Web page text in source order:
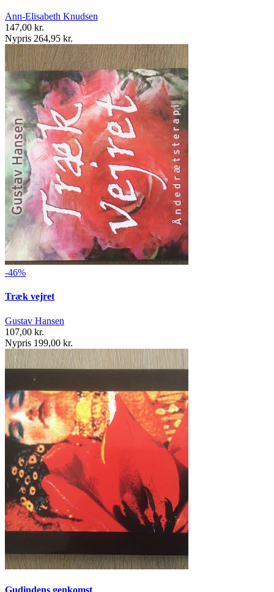
Ann-Elisabeth Knudsen
147,00 kr.
Nypris 264,95 kr.
-46%
Træk vejret
Gustav Hansen
107,00 kr.
Nypris 199,00 kr.
Gudindens genkomst